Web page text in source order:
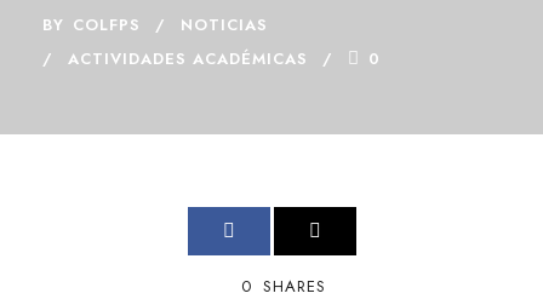
BY COLFPS
NOTICIAS
ACTIVIDADES ACADÉMICAS
0
0 SHARES